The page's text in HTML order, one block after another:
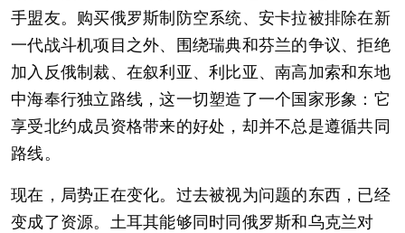
手盟友。购买俄罗斯制防空系统、安卡拉被排除在新
一代战斗机项目之外、围绕瑞典和芬兰的争议、拒绝
加入反俄制裁、在叙利亚、利比亚、南高加索和东地
中海奉行独立路线，这一切塑造了一个国家形象：它
享受北约成员资格带来的好处，却并不总是遵循共同
路线。
现在，局势正在变化。过去被视为问题的东西，已经
变成了资源。土耳其能够同时同俄罗斯和乌克兰对